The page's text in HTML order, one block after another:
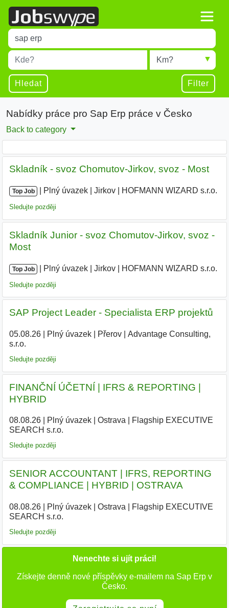
Title
Type 1 or more characters for results.
Místo
Type 1 or more characters for results.
Radius
Hledat Filter
Nabídky práce pro Sap Erp práce v Česko
Back to category
Skladník - svoz Chomutov-Jirkov, svoz - Most
Top Job Plný úvazek Jirkov HOFMANN WIZARD s.r.o.
Sledujte později
Skladník Junior - svoz Chomutov-Jirkov, svoz -
Most
Top Job Plný úvazek Jirkov HOFMANN WIZARD s.r.o.
Sledujte později
SAP Project Leader - Specialista ERP projektů
05.08.26| Plný úvazek| Přerov|
Advantage Consulting,
s.r.o.
Sledujte později
FINANČNÍ ÚČETNÍ | IFRS & REPORTING |
HYBRID
08.08.26| Plný úvazek| Ostrava
Flagship EXECUTIVE
SEARCH s.r.o.
Sledujte později
SENIOR ACCOUNTANT | IFRS, REPORTING
& COMPLIANCE | HYBRID | OSTRAVA
08.08.26| Plný úvazek| Ostrava
Flagship EXECUTIVE
SEARCH s.r.o.
Sledujte později
Nenechte si ujít práci!
Získejte denně nové příspěvky e-mailem na Sap Erp v
Česko.